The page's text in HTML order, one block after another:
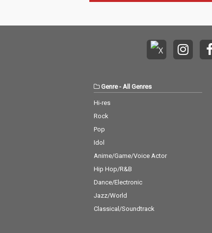
Genre- All Genres
Hi-res
Rock
Pop
Idol
Anime/Game/Voice Actor
Hip Hop/R&B
Dance/Electronic
Jazz/World
Classical/Soundtrack